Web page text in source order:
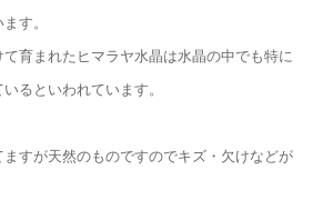
す。
育まれたヒマラヤ水晶は水晶の中でも特に
るといわれています。
すが天然のものですのでキズ・欠けなどが